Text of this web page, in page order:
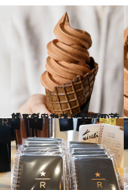
2019.10.14
「ル・ショコラ・アラン・デュカス」 話題の渋谷スクランブルスクエアに！
旅＆お出かけ